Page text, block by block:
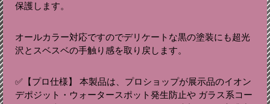
保護します。
オールカラー対応ですのでデリケートな黒の塗装にも超光
沢とスベスベの手触り感を取り戻します。
✅【プロ仕様】 本製品は、プロショップが展示品のイオン
デポジット・ウォータースポット発生防止や ガラス系コー